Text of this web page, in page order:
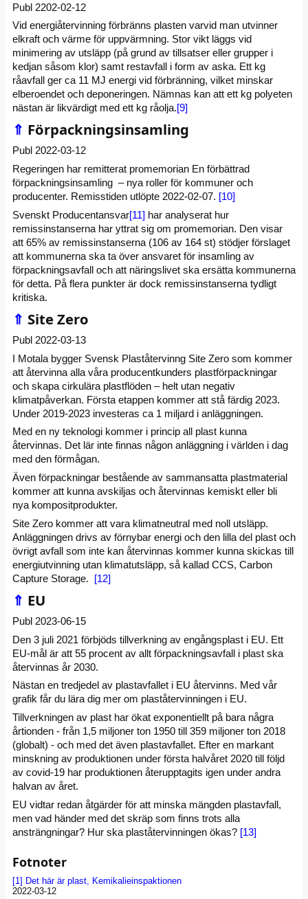
Publ 2202-02-12
Vid energiåtervinning förbränns plasten varvid man utvinner
elkraft och värme för uppvärmning. Stor vikt läggs vid
minimering av utsläpp (på grund av tillsatser eller grupper i
kedjan såsom klor) samt restavfall i form av aska. Ett kg
råavfall ger ca 11 MJ energi vid förbränning, vilket minskar
elberoendet och deponeringen. Nämnas kan att ett kg polyeten
nästan är likvärdigt med ett kg råolja.[9]
⇑ Förpackningsinsamling
Publ 2022-03-12
Regeringen har remitterat promemorian En förbättrad
förpackningsinsamling – nya roller för kommuner och
producenter. Remisstiden utlöpte 2022-02-07. [10]
Svenskt Producentansvar[11] har analyserat hur
remissinstanserna har yttrat sig om promemorian. Den visar
att 65% av remissinstanserna (106 av 164 st) stödjer förslaget
att kommunerna ska ta över ansvaret för insamling av
förpackningsavfall och att näringslivet ska ersätta kommunerna
för detta. På flera punkter är dock remissinstanserna tydligt
kritiska.
⇑ Site Zero
Publ 2022-03-13
I Motala bygger Svensk Plaståtervinng Site Zero som kommer
att återvinna alla våra producentkunders plastförpackningar
och skapa cirkulära plastflöden – helt utan negativ
klimatpåverkan. Första etappen kommer att stå färdig 2023.
Under 2019-2023 investeras ca 1 miljard i anläggningen.
Med en ny teknologi kommer i princip all plast kunna
återvinnas. Det lär inte finnas någon anläggning i världen i dag
med den förmågan.
Även förpackningar bestående av sammansatta plastmaterial
kommer att kunna avskiljas och återvinnas kemiskt eller bli
nya kompositprodukter.
Site Zero kommer att vara klimatneutral med noll utsläpp.
Anläggningen drivs av förnybar energi och den lilla del plast och
övrigt avfall som inte kan återvinnas kommer kunna skickas till
energiutvinning utan klimatutsläpp, så kallad CCS, Carbon
Capture Storage. [12]
⇑ EU
Publ 2023-06-15
Den 3 juli 2021 förbjöds tillverkning av engångsplast i EU. Ett
EU-mål är att 55 procent av allt förpackningsavfall i plast ska
återvinnas år 2030.
Nästan en tredjedel av plastavfallet i EU återvinns. Med vår
grafik får du lära dig mer om plaståtervinningen i EU.
Tillverkningen av plast har ökat exponentiellt på bara några
årtionden - från 1,5 miljoner ton 1950 till 359 miljoner ton 2018
(globalt) - och med det även plastavfallet. Efter en markant
minskning av produktionen under första halvåret 2020 till följd
av covid-19 har produktionen återupptagits igen under andra
halvan av året.
EU vidtar redan åtgärder för att minska mängden plastavfall,
men vad händer med det skräp som finns trots alla
ansträngningar? Hur ska plaståtervinningen ökas? [13]
Fotnoter
[1] Det här är plast, Kemikalieinspaktionen
2022-03-12